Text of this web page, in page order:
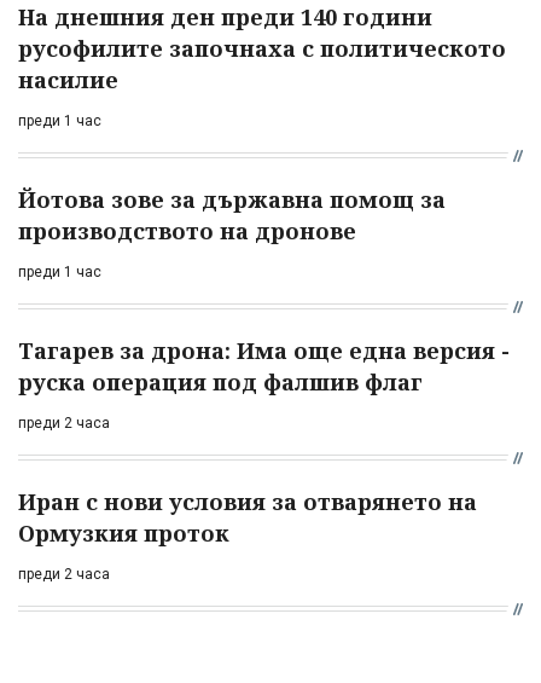
На днешния ден преди 140 години
русофилите започнаха с политическото
насилие
преди 1 час
Йотова зове за държавна помощ за
производството на дронове
преди 1 час
Тагарев за дрона: Има още една версия -
руска операция под фалшив флаг
преди 2 часа
Иран с нови условия за отварянето на
Ормузкия проток
преди 2 часа